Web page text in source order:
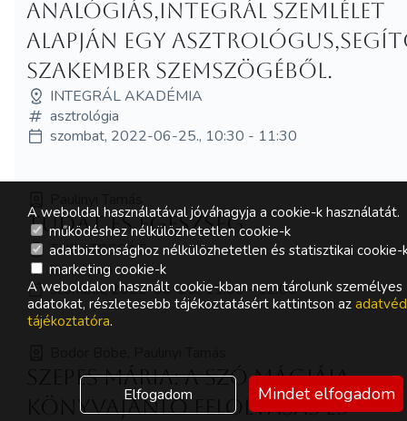
Analógiás,integrál szemlélet
alapján egy
szakember szemszögéből.
INTEGRÁL AKADÉMIA
asztrológia
szombat, 2022-06-25., 10:30 - 11:30
Tudat és egészség
TUDATOSSÁG
tanfolyam
szombat, 2022-06-25., 11:00 - 12:00
Szepes Mária: A szó mágiája -
könyvajánló felolvasás és
A weboldal használatával jóváhagyja a cookie-k használatát.
működéshez nélkülözhetetlen cookie-k
adatbiztonsághoz nélkülözhetetlen és statisztikai cookie-
marketing cookie-k
A weboldalon használt cookie-kban nem tárolunk személyes
adatokat, részletesebb tájékoztatásért kattintson az
tájékoztatóra.
Elfogadom Mindet elfogadom